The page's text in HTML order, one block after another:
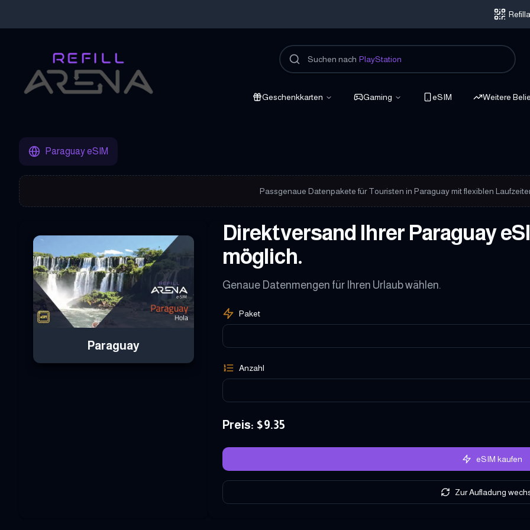
Suchen nach PlayStation
Geschenkkarten Gaming eSIM Weitere
Paraguay eSIM
Passgenaue Datenpakete für Touristen in Paraguay mit flexiblen
Paraguay
Direktversand Ihrer Paraguay
möglich.
Genaue Datenmengen für Ihren Urlaub wählen.
Paket
Anzahl
Preis: $9.35
eSIM kaufen
Zur Aufladung